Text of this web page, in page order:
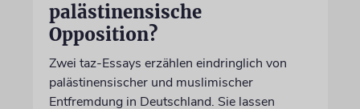
palästinensische
Opposition?
Zwei taz-Essays erzählen eindringlich von
palästinensischer und muslimischer
Entfremdung in Deutschland. Sie lassen